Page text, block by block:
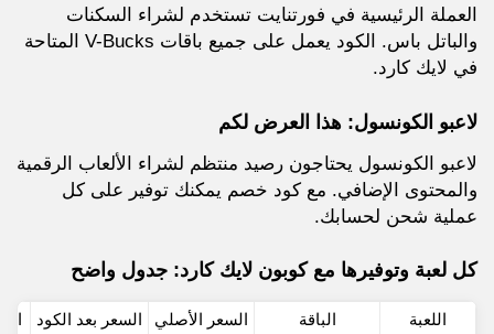
العملة الرئيسية في فورتنايت تستخدم لشراء السكنات
والباتل باس. الكود يعمل على جميع باقات V-Bucks المتاحة
في لايك كارد.
لاعبو الكونسول: هذا العرض لكم
لاعبو الكونسول يحتاجون رصيد منتظم لشراء الألعاب الرقمية
والمحتوى الإضافي. مع كود خصم يمكنك توفير على كل
عملية شحن لحسابك.
كل لعبة وتوفيرها مع كوبون لايك كارد: جدول واضح
اللعبة الباقة السعر الأصلي السعر بعد الكود